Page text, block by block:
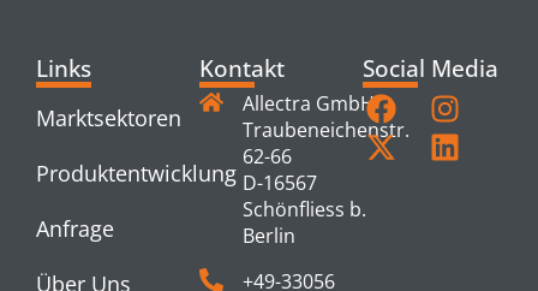
Links
Marktsektoren
Produktentwicklung
Anfrage
Über Uns
Kontakt
Allectra GmbH
Traubeneichenstr.
62-66
D-16567
Schönfliess b.
Berlin
+49-33056
Social Media